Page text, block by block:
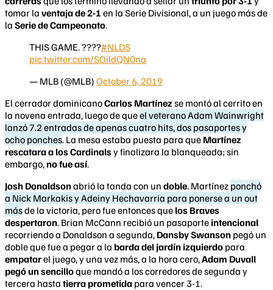
tomar la ventaja de 2-1 en la Serie Divisional, a un juego más de
la Serie de Campeonato.
THIS GAME. ????#NLDS
pic.twitter.com/SOildQN0na
— MLB (@MLB) October 6, 2019
El cerrador dominicanoCarlos Martínez se montó al cerrito en
la novena entrada, luego de queel veterano Adam Wainwright
lanzó 7.2 entradas de apenas cuatro hits, dos pasaportes y
ocho ponches. La mesa estaba puesta para que Martínez
rescatara a los Cardinalsy finalizara la blanqueada; sin
embargo, no fue así.
Josh Donaldsonabrió la tanda con un doble. Martínez ponchó
a Nick Markakis y Adeiny Hechavarria para ponerse a un out
másde la victoria, pero fue entonces que los Braves
despertaron. Brian McCann recibió un pasaporte intencional
recorriendo a Donaldson a segunda, Dansby Swanson pegó un
doble que fue a pegar a la barda del jardín izquierdo para
empatarel juego, y una vez más, a la hora cero,Adam Duvall
pegó un sencilloque mandó a los corredores de segunda y
tercera hasta tierra prometida para vencer 3-1.